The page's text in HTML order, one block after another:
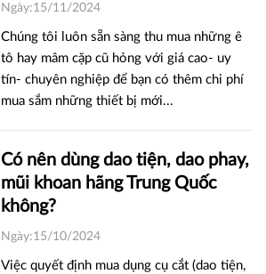
Ngày:15/11/2024
Chúng tôi luôn sẵn sàng thu mua những ê
tô hay mâm cặp cũ hỏng với giá cao- uy
tín- chuyên nghiệp để bạn có thêm chi phí
mua sắm những thiết bị mới...
Có nên dùng dao tiện, dao phay,
mũi khoan hãng Trung Quốc
không?
Ngày:15/10/2024
Việc quyết định mua dụng cụ cắt (dao tiện,